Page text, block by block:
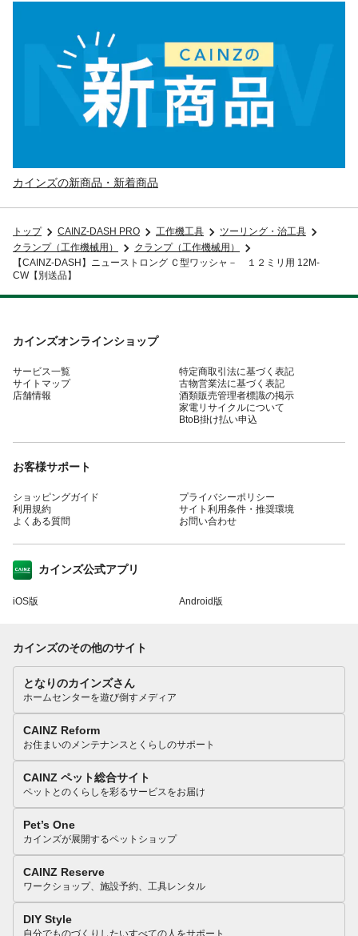
カインズの新商品・新着商品
トップ CAINZ-DASH PRO 工作機工具
ツーリング・治工具
クランプ（工作機械用）
クランプ（工作機械用）
【CAINZ-DASH】ニューストロング Ｃ型ワッシャ－ １２ミリ用 12M-
CW【別送品】
カインズオンラインショップ
サービス一覧
サイトマップ
店舗情報
特定商取引法に基づく表記
古物営業法に基づく表記
酒類販売管理者標識の掲示
家電リサイクルについて
BtoB掛け払い申込
お客様サポート
ショッピングガイド
利用規約
よくある質問
プライバシーポリシー
サイト利用条件・推奨環境
お問い合わせ
カインズ公式アプリ
iOS版 Android版
カインズのその他のサイト
となりのカインズさん
ホームセンターを遊び倒すメディア
CAINZ Reform
お住まいのメンテナンスとくらしのサポート
CAINZ ペット総合サイト
ペットとのくらしを彩るサービスをお届け
Pet’s One
カインズが展開するペットショップ
CAINZ Reserve
ワークショップ、施設予約、工具レンタル
DIY Style